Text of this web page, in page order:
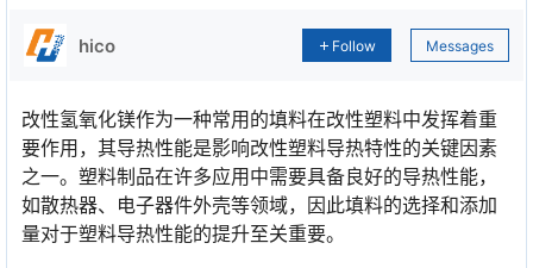
hico Follow Messages
改性氢氧化镁作为一种常用的填料在改性塑料中发挥着重
要作用，其导热性能是影响改性塑料导热特性的关键因素
之一。塑料制品在许多应用中需要具备良好的导热性能，
如散热器、电子器件外壳等领域，因此填料的选择和添加
量对于塑料导热性能的提升至关重要。